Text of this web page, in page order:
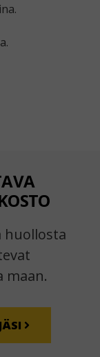
huollosta
maan.